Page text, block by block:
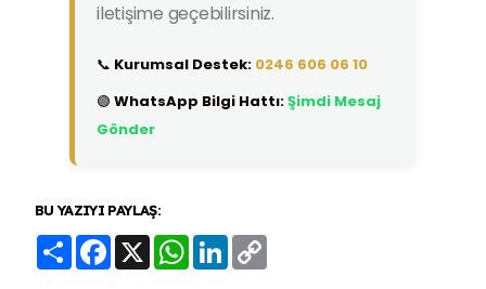
iletişime geçebilirsiniz.
📞 Kurumsal Destek: 0246 606 06 10
🟢 WhatsApp Bilgi Hattı:Şimdi Mesaj
Gönder
BU YAZIYI PAYLAŞ:
Share Facebook
X WhatsApp
LinkedIn